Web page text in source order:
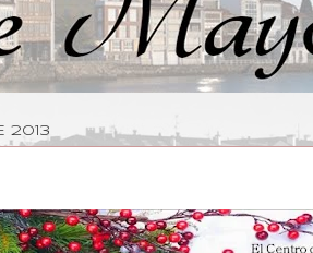
2013